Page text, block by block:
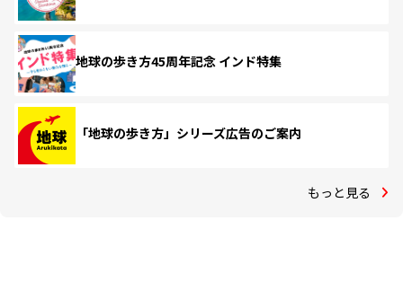
地球の歩き方45周年記念 インド特集
「地球の歩き方」シリーズ広告のご案内
もっと見る